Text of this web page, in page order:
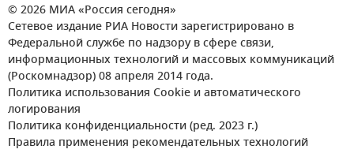
© 2026 МИА «Россия сегодня»
Сетевое издание РИА Новости зарегистрировано в
Федеральной службе по надзору в сфере связи,
информационных технологий и массовых коммуникаций
(Роскомнадзор) 08 апреля 2014 года.
Политика использования Cookie и автоматического
логирования
Политика конфиденциальности (ред. 2023 г.)
Правила применения рекомендательных технологий